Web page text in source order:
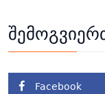
Facebook